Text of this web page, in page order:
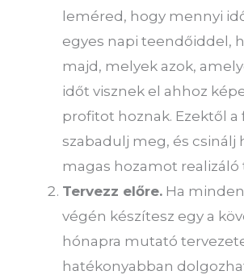
leméred, hogy mennyi
egyes napi teendőiddel,
majd, melyek azok,
időt visznek el ahhoz
profitot hoznak. Ezektől
szabadulj meg, és csinálj
magas hozamot
Tervezz előre. Ha
végén készítesz egy a
hónapra mutató
hatékonyabban